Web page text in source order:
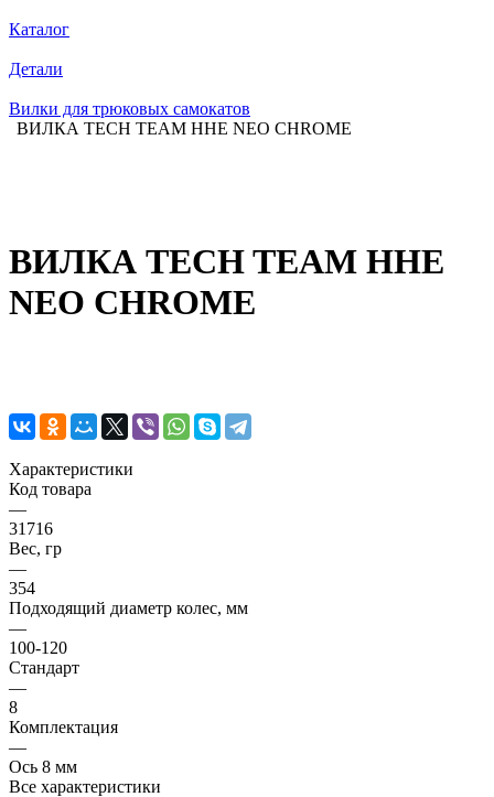
Каталог
Детали
Вилки для трюковых самокатов
ВИЛКА TECH TEAM HHE NEO CHROME
ВИЛКА TECH TEAM HHE
NEO CHROME
Характеристики
Код товара
—
31716
Вес, гр
—
354
Подходящий диаметр колес, мм
—
100-120
Стандарт
—
8
Комплектация
—
Ось 8 мм
Все характеристики